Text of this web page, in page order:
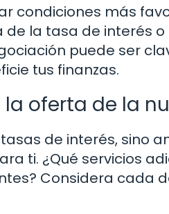
condiciones más
la tasa de interés
puede ser
tus finanzas.
oferta de la
de interés, sino
ti. ¿Qué servicios
Considera cada